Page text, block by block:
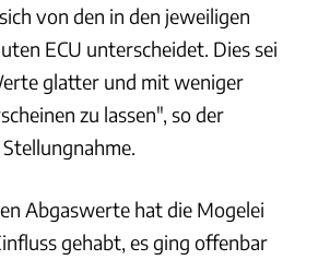
von den in den jeweiligen
ECU unterscheidet. Dies sei
glatter und mit weniger
zu lassen", so der
Abgaswerte hat die Mogelei
gehabt, es ging offenbar